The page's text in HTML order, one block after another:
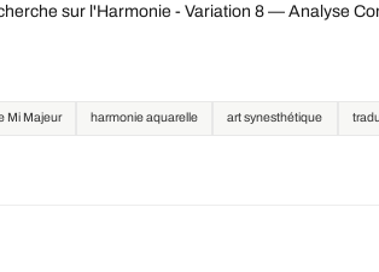
sur l'Harmonie - Variation 8 — Analyse
Mi Majeur harmonie aquarelle art synesthétique